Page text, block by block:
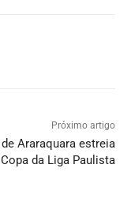
Próximo artigo
Araraquara estreia
da Liga Paulista